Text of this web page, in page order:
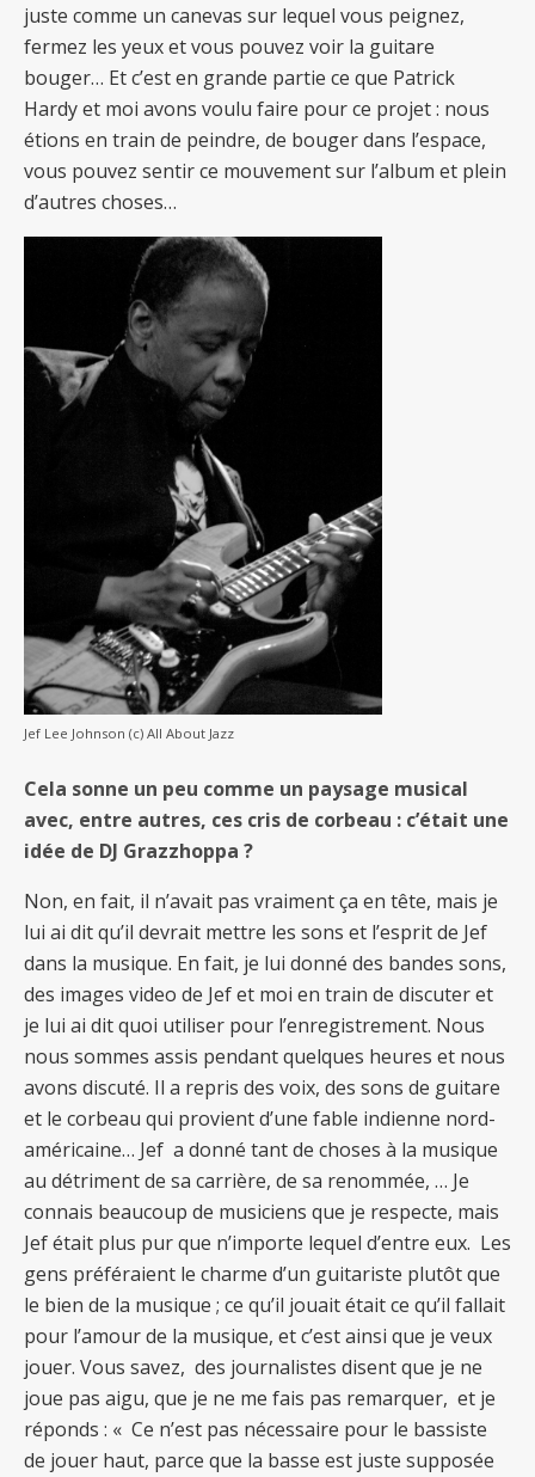
juste comme un canevas sur lequel vous peignez,
fermez les yeux et vous pouvez voir la guitare
bouger… Et c’est en grande partie ce que Patrick
Hardy et moi avons voulu faire pour ce projet : nous
étions en train de peindre, de bouger dans l’espace,
vous pouvez sentir ce mouvement sur l’album et plein
d’autres choses…
Jef Lee Johnson (c) All About Jazz
Cela sonne un peu comme un paysage musical
avec, entre autres, ces cris de corbeau : c’était une
idée de DJ Grazzhoppa ?
Non, en fait, il n’avait pas vraiment ça en tête, mais je
lui ai dit qu’il devrait mettre les sons et l’esprit de Jef
dans la musique. En fait, je lui donné des bandes sons,
des images video de Jef et moi en train de discuter et
je lui ai dit quoi utiliser pour l’enregistrement. Nous
nous sommes assis pendant quelques heures et nous
avons discuté. Il a repris des voix, des sons de guitare
et le corbeau qui provient d’une fable indienne nord-
américaine… Jef a donné tant de choses à la musique
au détriment de sa carrière, de sa renommée, … Je
connais beaucoup de musiciens que je respecte, mais
Jef était plus pur que n’importe lequel d’entre eux. Les
gens préféraient le charme d’un guitariste plutôt que
le bien de la musique ; ce qu’il jouait était ce qu’il fallait
pour l’amour de la musique, et c’est ainsi que je veux
jouer. Vous savez, des journalistes disent que je ne
joue pas aigu, que je ne me fais pas remarquer, et je
réponds : « Ce n’est pas nécessaire pour le bassiste
de jouer haut, parce que la basse est juste supposée